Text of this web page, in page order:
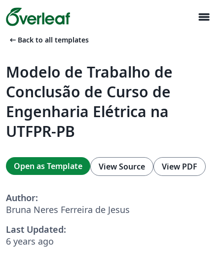
menu
arrow_left_alt Back to all templates
Modelo de Trabalho de
Conclusão de Curso de
Engenharia Elétrica na
UTFPR-PB
Open as Template View Source View PDF
Author:
Bruna Neres Ferreira de Jesus
Last Updated:
6 years ago